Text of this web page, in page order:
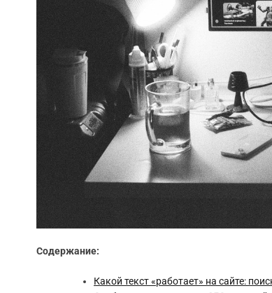
Содержание:
Какой текст «работает» на сайте: